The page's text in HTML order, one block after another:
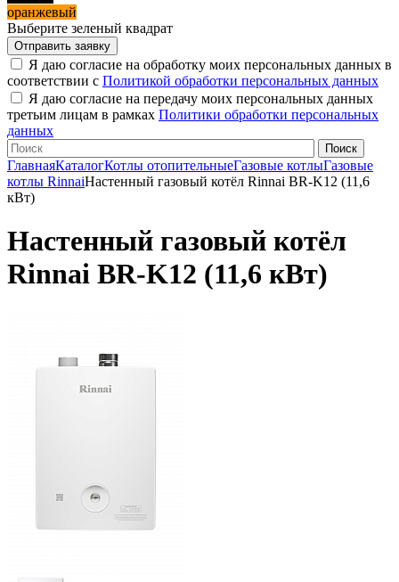
оранжевый
Выберите зеленый квадрат
Я даю согласие на обработку моих персональных данных в
соответствии с Политикой обработки персональных данных
Я даю согласие на передачу моих персональных данных
третьим лицам в рамках Политики обработки персональных
данных
ГлавнаяКаталогКотлы отопительныеГазовые котлыГазовые
котлы RinnaiНастенный газовый котёл Rinnai BR-K12 (11,6
кВт)
Настенный газовый котёл
Rinnai BR-K12 (11,6 кВт)